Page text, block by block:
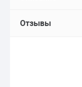
Отзывы